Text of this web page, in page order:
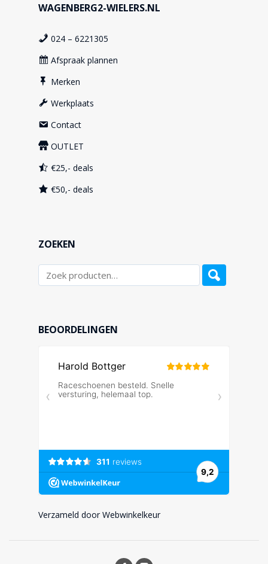
WAGENBERG2-WIELERS.NL
024 – 6221305
Afspraak plannen
Merken
Werkplaats
Contact
OUTLET
€25,- deals
€50,- deals
ZOEKEN
BEOORDELINGEN
Verzameld door Webwinkelkeur